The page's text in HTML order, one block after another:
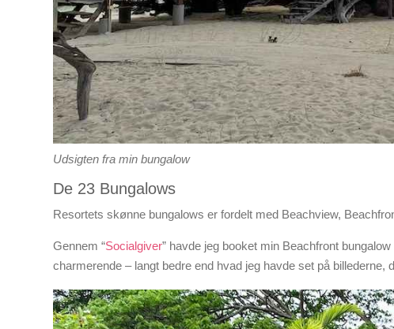
Udsigten fra min bungalow
De 23 Bungalows
Resortets skønne bungalows er fordelt med Beachview,
Gennem “Socialgiver” havde jeg booket min Beachfront
charmerende – langt bedre end hvad jeg havde set på billederne,